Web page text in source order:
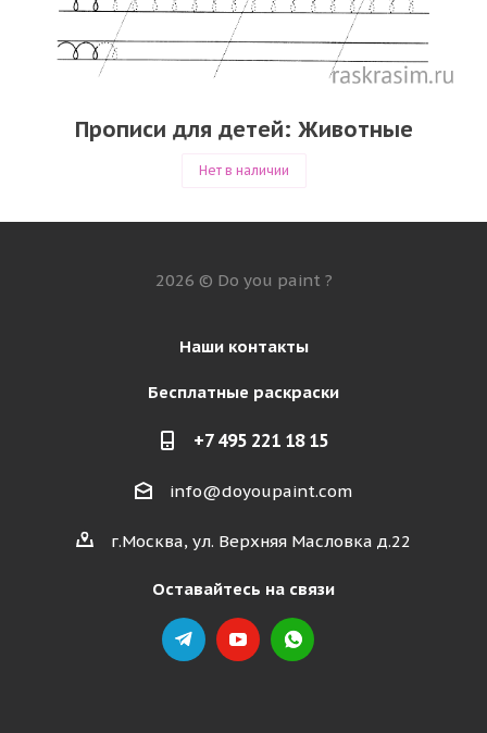
Прописи для детей: Животные
Нет в наличии
2026 © Do you paint ?
Наши контакты
Бесплатные раскраски
+7 495 221 18 15
info@doyoupaint.com
г.Москва, ул. Верхняя Масловка д.22
Оставайтесь на связи